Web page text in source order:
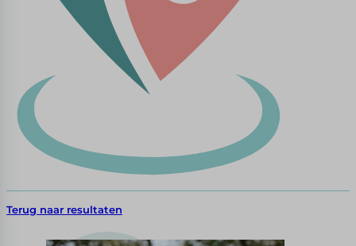
Terug naar resultaten